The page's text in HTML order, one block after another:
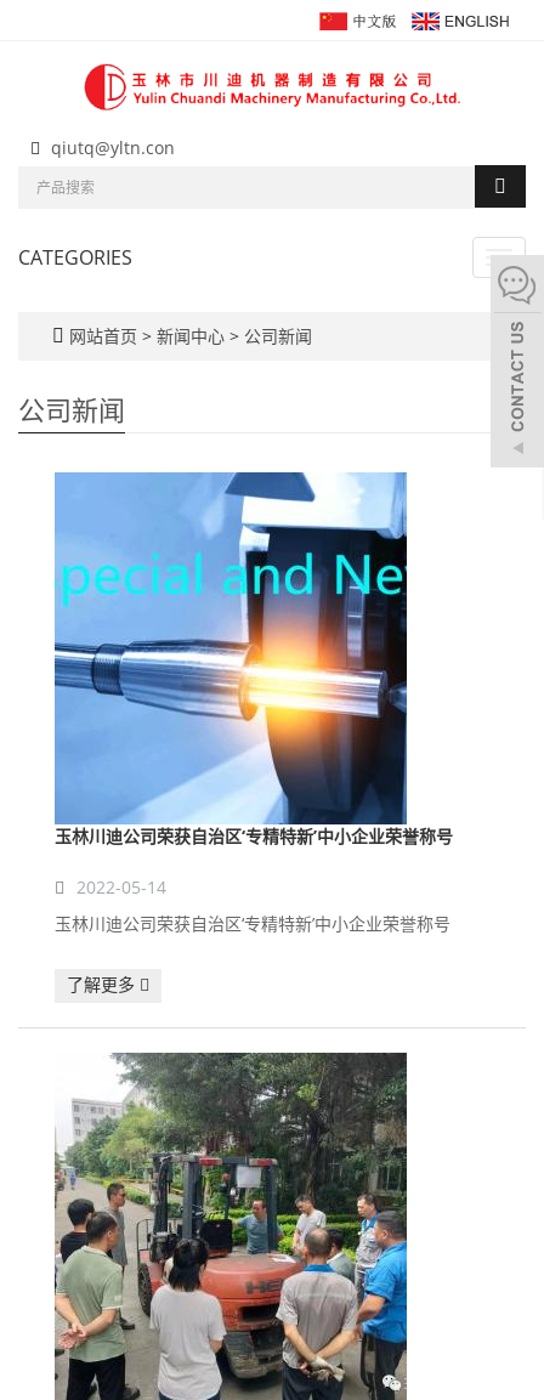
qiutq@yltn.con
CATEGORIES
网站首页 > 新闻中心 > 公司新闻
公司新闻
玉林川迪公司荣获自治区‘专精特新’中小企业荣誉称号
2022-05-14
玉林川迪公司荣获自治区‘专精特新’中小企业荣誉称号
了解更多